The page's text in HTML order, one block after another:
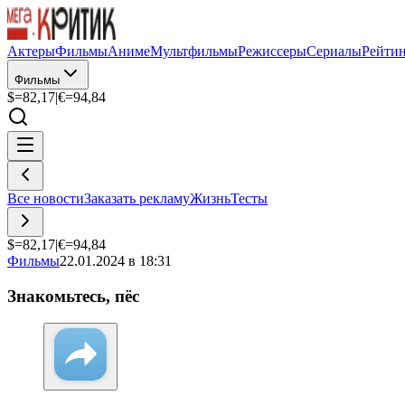
АктерыФильмыАнимеМультфильмыРежиссерыСериалы
Фильмы
$=82,17|€=94,84
Все новостиЗаказать рекламуЖизньТесты
$=82,17|€=94,84
Фильмы22.01.2024 в 18:31
Знакомьтесь, пёс